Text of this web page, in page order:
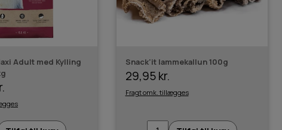
Adult med Kylling
Snack'it lammekallun 100g
29,95 kr.
Fragt omk. tillægges